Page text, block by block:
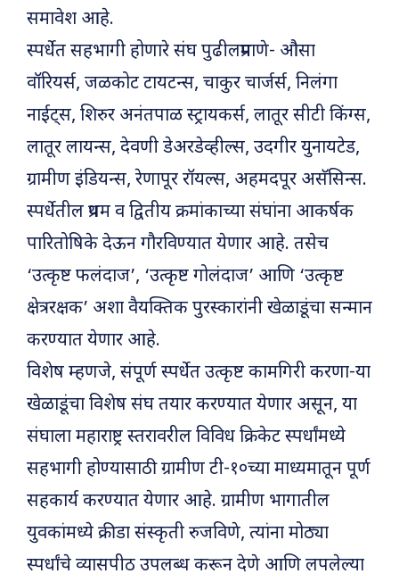
समावेश आहे.
स्पर्धेत सहभागी होणारे संघ पुढीलप्रमाणे- औसा
वॉरियर्स, जळकोट टायटन्स, चाकुर चार्जर्स, निलंगा
नाईट्स, शिरुर अनंतपाळ स्ट्रायकर्स, लातूर सीटी किंग्स,
लातूर लायन्स, देवणी डेअरडेव्हील्स, उदगीर युनायटेड,
ग्रामीण इंडियन्स, रेणापूर रॉयल्स, अहमदपूर असॅसिन्स.
स्पर्धेतील प्रथम व द्वितीय क्रमांकाच्या संघांना आकर्षक
पारितोषिके देऊन गौरविण्यात येणार आहे. तसेच
‘उत्कृष्ट फलंदाज’, ‘उत्कृष्ट गोलंदाज’ आणि ‘उत्कृष्ट
क्षेत्ररक्षक’ अशा वैयक्तिक पुरस्कारांनी खेळाडूंचा सन्मान
करण्यात येणार आहे.
विशेष म्हणजे, संपूर्ण स्पर्धेत उत्कृष्ट कामगिरी करणा-या
खेळाडूंचा विशेष संघ तयार करण्यात येणार असून, या
संघाला महाराष्ट्र स्तरावरील विविध क्रिकेट स्पर्धांमध्ये
सहभागी होण्यासाठी ग्रामीण टी-१०च्या माध्यमातून पूर्ण
सहकार्य करण्यात येणार आहे. ग्रामीण भागातील
युवकांमध्ये क्रीडा संस्कृती रुजविणे, त्यांना मोठ्या
स्पर्धांचे व्यासपीठ उपलब्ध करून देणे आणि लपलेल्या